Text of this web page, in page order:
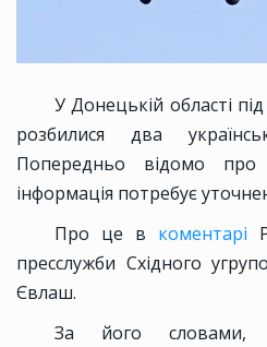
У Донецькій області
розбилися два
Попередньо відомо
інформація потребує
Про це в коментарі
пресслужби Східного
Євлаш.
За його словами,